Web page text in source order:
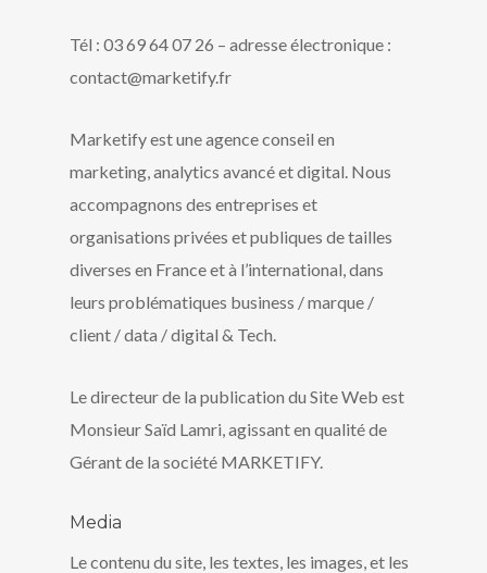
Tél : 03 69 64 07 26 – adresse électronique :
contact@marketify.fr
Marketify est une agence conseil en
marketing, analytics avancé et digital. Nous
accompagnons des entreprises et
organisations privées et publiques de tailles
diverses en France et à l’international, dans
leurs problématiques business / marque /
client / data / digital & Tech.
Le directeur de la publication du Site Web est
Monsieur Saïd Lamri, agissant en qualité de
Gérant de la société MARKETIFY.
Media
Le contenu du site, les textes, les images, et les